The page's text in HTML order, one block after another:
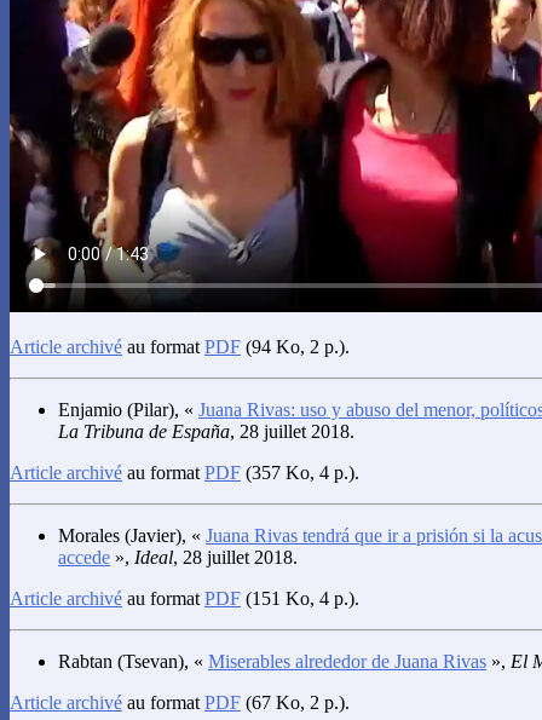
Article archivé au formatPDF (94 Ko, 2 p.).
Enjamio (Pilar), « Juana Rivas: uso y abuso del menor,
La Tribuna de España, 28 juillet 2018.
Article archivé au formatPDF (357 Ko, 4 p.).
Morales (Javier), « Juana Rivas tendrá que ir a prisión si la
accede », Ideal, 28 juillet 2018.
Article archivé au formatPDF (151 Ko, 4 p.).
Rabtan (Tsevan), « Miserables alrededor de Juana Rivas », El
Article archivé au formatPDF (67 Ko, 2 p.).